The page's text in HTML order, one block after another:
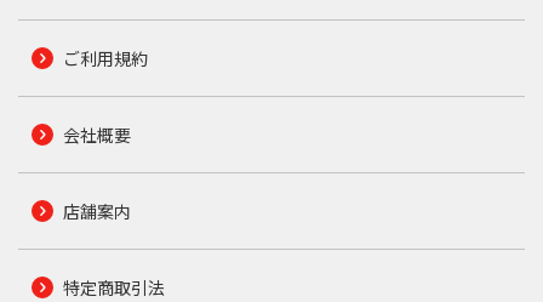
ご利用規約
会社概要
店舗案内
特定商取引法